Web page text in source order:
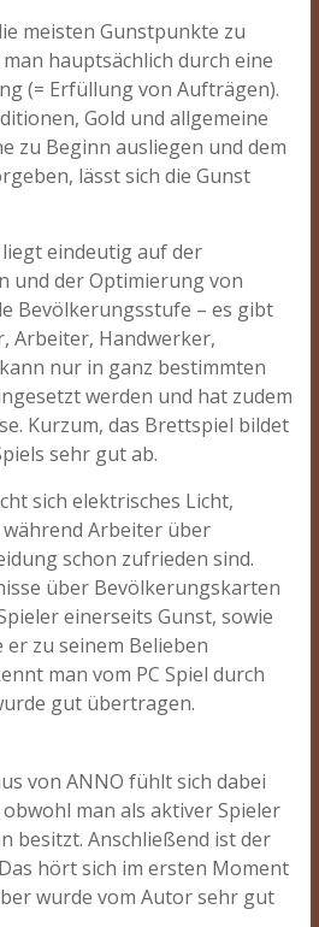
meisten Gunstpunkte zu
hauptsächlich durch eine
(= Erfüllung von Aufträgen).
Gold und allgemeine
zu Beginn ausliegen und dem
lässt sich die Gunst
eindeutig auf der
und der Optimierung von
Bevölkerungsstufe – es gibt
Arbeiter, Handwerker,
nur in ganz bestimmten
werden und hat zudem
Kurzum, das Brettspiel bildet
sehr gut ab.
sich elektrisches Licht,
Arbeiter über
schon zufrieden sind.
über Bevölkerungskarten
einerseits Gunst, sowie
zu seinem Belieben
man vom PC Spiel durch
gut übertragen.
von ANNO fühlt sich dabei
man als aktiver Spieler
besitzt. Anschließend ist der
hört sich im ersten Moment
wurde vom Autor sehr gut